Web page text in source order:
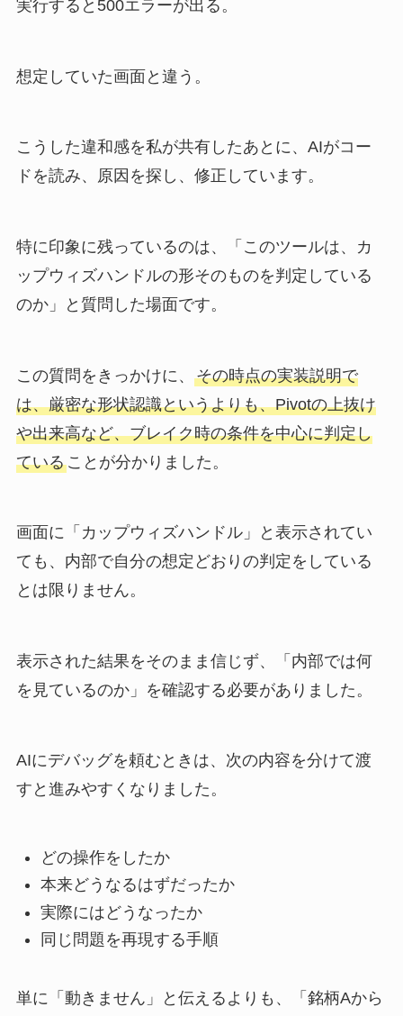
実行すると500エラーが出る。
想定していた画面と違う。
こうした違和感を私が共有したあとに、AIがコー
ドを読み、原因を探し、修正しています。
特に印象に残っているのは、「このツールは、カ
ップウィズハンドルの形そのものを判定している
のか」と質問した場面です。
この質問をきっかけに、 その時点の実装説明で
は、厳密な形状認識というよりも、Pivotの上抜け
や出来高など、ブレイク時の条件を中心に判定し
ていることが分かりました。
画面に「カップウィズハンドル」と表示されてい
ても、内部で自分の想定どおりの判定をしている
とは限りません。
表示された結果をそのまま信じず、「内部では何
を見ているのか」を確認する必要がありました。
AIにデバッグを頼むときは、次の内容を分けて渡
すと進みやすくなりました。
どの操作をしたか
本来どうなるはずだったか
実際にはどうなったか
同じ問題を再現する手順
単に「動きません」と伝えるよりも、「銘柄Aから